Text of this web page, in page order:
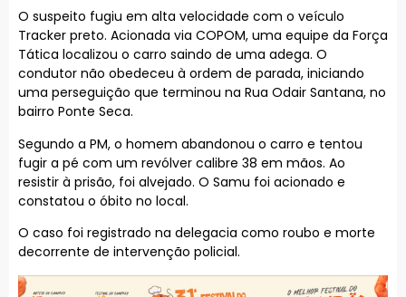
O suspeito fugiu em alta velocidade com o veículo
Tracker preto. Acionada via COPOM, uma equipe da Força
Tática localizou o carro saindo de uma adega. O
condutor não obedeceu à ordem de parada, iniciando
uma perseguição que terminou na Rua Odair Santana, no
bairro Ponte Seca.
Segundo a PM, o homem abandonou o carro e tentou
fugir a pé com um revólver calibre 38 em mãos. Ao
resistir à prisão, foi alvejado. O Samu foi acionado e
constatou o óbito no local.
O caso foi registrado na delegacia como roubo e morte
decorrente de intervenção policial.